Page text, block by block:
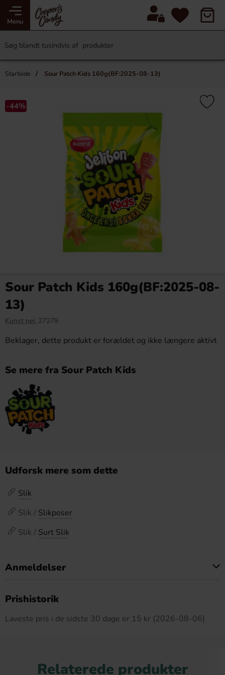
Menu
Startside Sour Patch Kids 160g(BF:2025-08-13)
-44%
Sour Patch Kids 160g(BF:2025-08-
13)
Kunst nej: 27279
Beklager, dette produkt er forældet og ikke længere aktivt
Se mere fra Sour Patch Kids
Udforsk mere som dette
Slik
Slik / Slikposer
Slik / Surt Slik
Anmeldelser
Prishistorik
Laveste pris i de sidste 30 dage er 15 kr (2026-08-06)
Relaterede produkter